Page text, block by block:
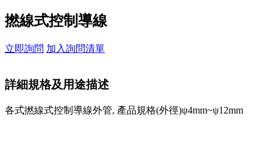
撚線式控制導線
立即詢問 加入詢問清單
詳細規格及用途描述
各式撚線式控制導線外管, 產品規格(外徑)ψ4mm~ψ12mm